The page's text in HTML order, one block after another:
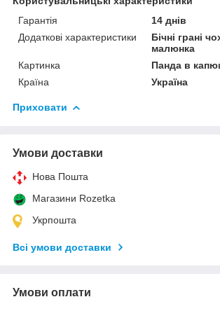
Гарантія
14 днів
Додаткові характеристики
Бічні грані
малюнка
Картинка
Панда в
Країна
Україна
Приховати
Умови доставки
Нова Пошта
Магазини Rozetka
Укрпошта
Всі умови доставки
Умови оплати